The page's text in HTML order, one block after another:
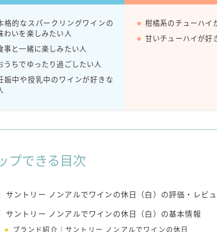
合同酒精
その他メーカー
素滴しぼり
お問い合わせ
格的なスパークリングワインの
わいを楽しみたい人
事と一緒に楽しみたい人
うちでゆったり過ごしたい人
娠中や授乳中のワインが好きな
柑橘系のチューハイ
甘いチューハイが好
プできる目次
サントリー ノンアルでワインの休日（白）の評価・レビ
サントリー ノンアルでワインの休日（白）の基本情報
ブランド紹介｜サントリー ノンアルでワインの休日